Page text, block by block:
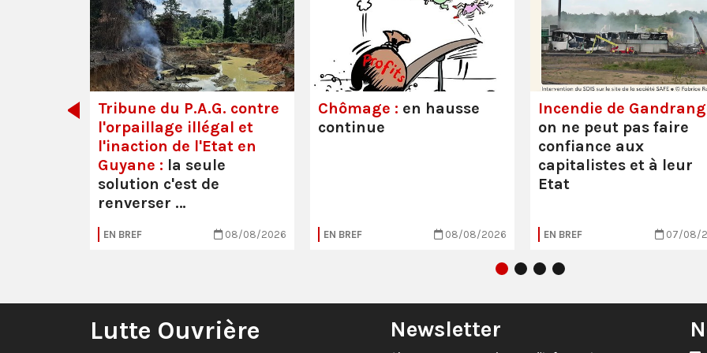
Tribune du P.A.G. contre
l'orpaillage illégal et
l'inaction de l'Etat en
Guyane : la seule
solution c'est de
renverser …
EN BREF 08/08/2026
Chômage : en hausse
continue
EN BREF 08/08/2026
Incendie de
on ne peut pas faire
confiance aux
capitalistes et à leur
Etat
EN BREF 07/08/
Lutte Ouvrière Newsletter